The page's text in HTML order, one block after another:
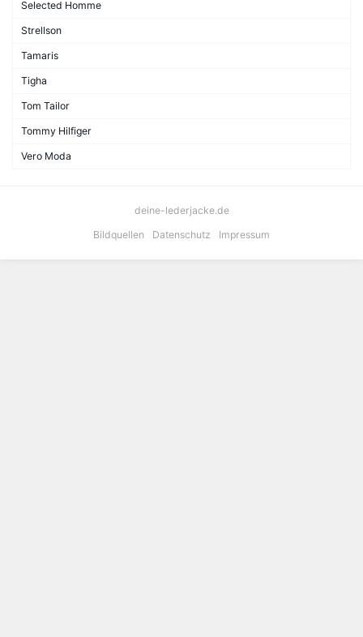
Selected Homme
Strellson
Tamaris
Tigha
Tom Tailor
Tommy Hilfiger
Vero Moda
deine-lederjacke.de
Bildquellen
Datenschutz Impressum